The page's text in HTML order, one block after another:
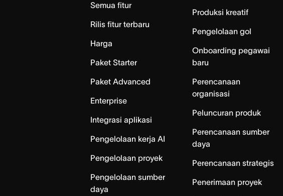
Semua fitur
Rilis fitur terbaru
Harga
Paket Starter
Paket Advanced
Enterprise
Integrasi aplikasi
Pengelolaan kerja AI
Pengelolaan proyek
Pengelolaan sumber
daya
Produksi kreatif
Pengelolaan gol
Onboarding pegawai
baru
Perencanaan
organisasi
Peluncuran produk
Perencanaan sumber
daya
Perencanaan strategis
Penerimaan proyek